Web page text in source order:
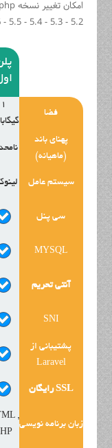
امکان تغییر نسخه php به نسخه های:
5.2 - 5.3 - 5.4 - 5.5 - 5.6 - 7.0 - 7.1 - 7.2 - 7.4 - 8.0 - 8.1 - 8.2
فضا
1
پهنای باند
(ماهیانه)
سیستم عامل
سی پنل
MYSQL
آنتی تحریم
SNI
پشتیبانی از
Laravel
SSL رایگان
زبان برنامه نویسی
,